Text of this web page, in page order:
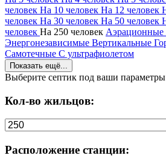
человек На 10 человек На 12 человек
человек На 30 человек На 50 человек
человек На 250 человек Аэрационные
Энергонезависимые Вертикальные
Самотечные С ультрафиолетом
Показать ещё...
Выберите септик под ваши
Кол-во жильцов:
Расположение станции: